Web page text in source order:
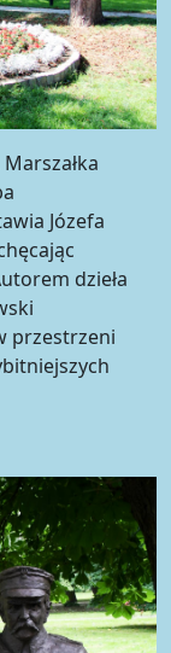
Józefa
dzieła
przestrzeni